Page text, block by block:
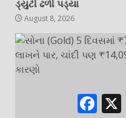
ડ્યુટી ઢળી પડ્યા
August 8, 2026